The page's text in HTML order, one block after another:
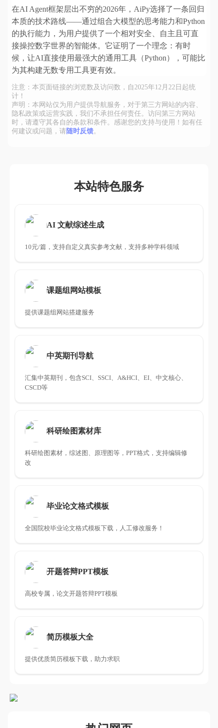
在AI Agent框架层出不穷的2026年，AiPy选择了一条回归
本质的技术路线——通过组合大模型的思考能力和Python
的执行能力，为用户提供了一个相对安全、自主且可直
接操控数字世界的智能体。它证明了一个理念：有时
候，让AI直接使用最强大的通用工具（Python），可能比
为其构建无数专用工具更有效。
注意：本页面链接的浏览数及访问数，自2025年12月22日起统
计！
声明：本网站仅为用户提供导航服务，对于第三方网站的内容、
隐私政策或运营实践，我们不承担任何责任。访问第三方网站
时，请遵守其各自的条款和条件。感谢您的支持与使用！如有任
何建议或问题，请随时反馈。
本站特色服务
AI 文献综述生成
10元/篇，支持自定义真实参考文献，支持多种学科领域
课题组网站模板
提供课题组网站搭建服务
中英期刊导航
汇集中英期刊，包含SCI、SSCI、A&HCI、EI、中文核心、
CSCD等
科研绘图素材库
科研绘图素材，综述图、原理图等，PPT格式，支持编辑修
改
毕业论文格式模板
全国院校毕业论文格式模板下载，人工修改服务！
开题答辩PPT模板
高校专属，论文开题答辩PPT模板
简历模板大全
提供优质简历模板下载，助力求职